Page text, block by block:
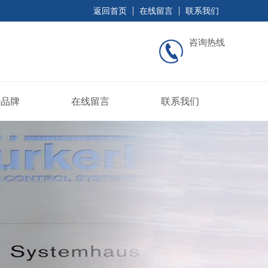
返回首页 在线留言 联系我们
咨询热线
牌 在线留言 联系我们